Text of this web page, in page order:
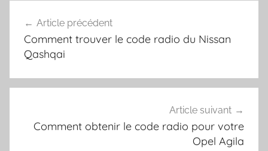
de
l’article
Article précédent
Comment trouver le code radio du Nissan
Qashqai
Article suivant
Comment obtenir le code radio pour votre
Opel Agila